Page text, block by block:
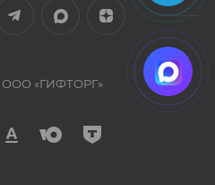
ООО «ГИФТОРГ»